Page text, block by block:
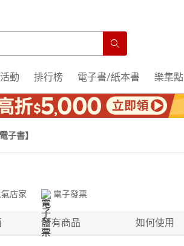
動 排行榜 電子書/紙本書 樂集點
子書】
氣店家 電子發票
所有商品 如何使用